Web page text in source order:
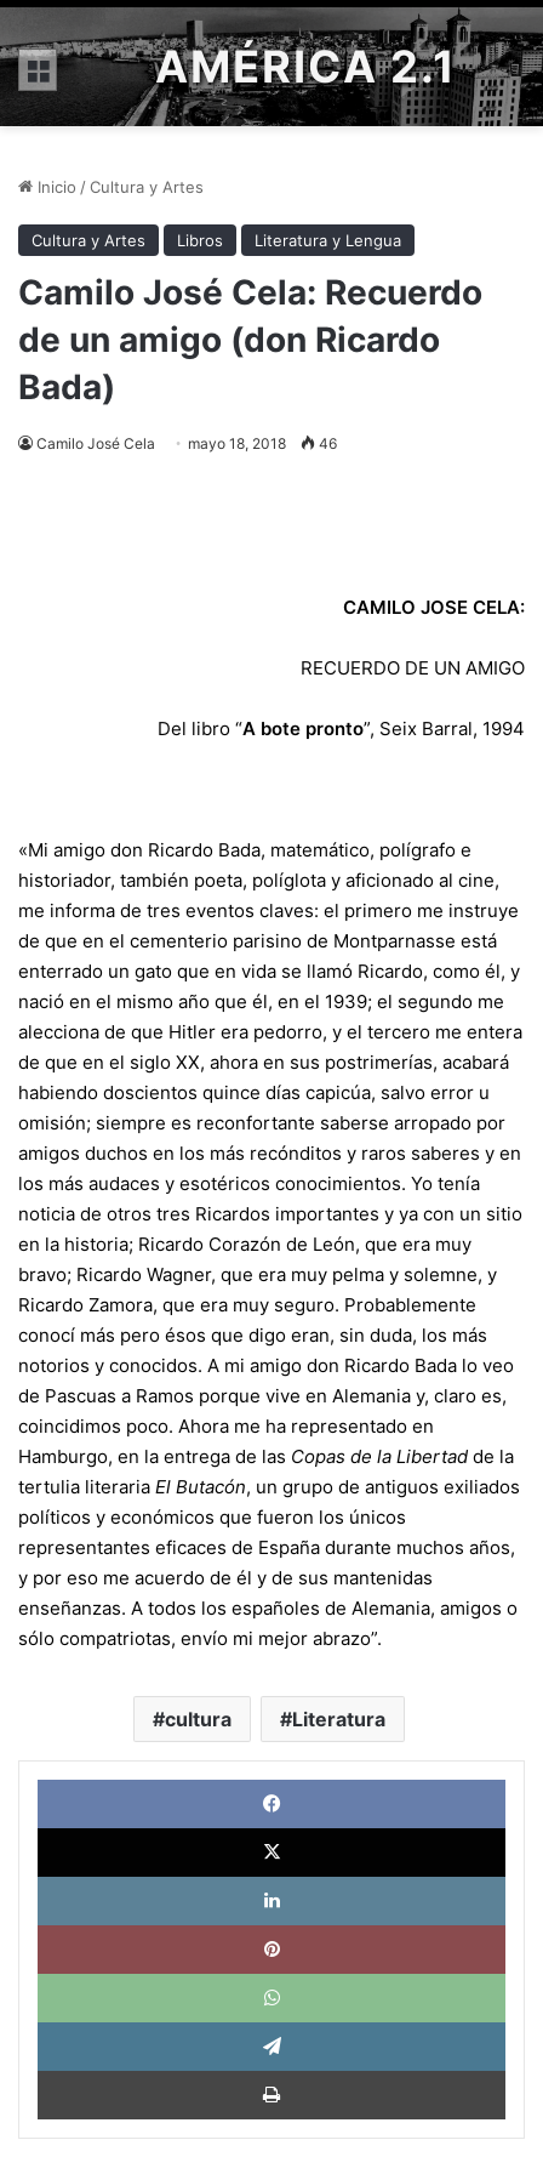
Menú AMÉRICA 2.1
Inicio /Cultura y Artes
Cultura y Artes Libros Literatura y Lengua
Camilo José Cela: Recuerdo
de un amigo (don Ricardo
Bada)
Camilo José Cela mayo 18, 2018 46
CAMILO JOSE CELA:
RECUERDO DE UN AMIGO
Del libro “A bote pronto”, Seix Barral, 1994
«Mi amigo don Ricardo Bada, matemático, polígrafo e
historiador, también poeta, políglota y aficionado al cine,
me informa de tres eventos claves: el primero me instruye
de que en el cementerio parisino de Montparnasse está
enterrado un gato que en vida se llamó Ricardo, como él, y
nació en el mismo año que él, en el 1939; el segundo me
alecciona de que Hitler era pedorro, y el tercero me entera
de que en el siglo XX, ahora en sus postrimerías, acabará
habiendo doscientos quince días capicúa, salvo error u
omisión; siempre es reconfortante saberse arropado por
amigos duchos en los más recónditos y raros saberes y en
los más audaces y esotéricos conocimientos. Yo tenía
noticia de otros tres Ricardos importantes y ya con un sitio
en la historia; Ricardo Corazón de León, que era muy
bravo; Ricardo Wagner, que era muy pelma y solemne, y
Ricardo Zamora, que era muy seguro. Probablemente
conocí más pero ésos que digo eran, sin duda, los más
notorios y conocidos. A mi amigo don Ricardo Bada lo veo
de Pascuas a Ramos porque vive en Alemania y, claro es,
coincidimos poco. Ahora me ha representado en
Hamburgo, en la entrega de las Copas de la Libertad de la
tertulia literaria El Butacón, un grupo de antiguos exiliados
políticos y económicos que fueron los únicos
representantes eficaces de España durante muchos años,
y por eso me acuerdo de él y de sus mantenidas
enseñanzas. A todos los españoles de Alemania, amigos o
sólo compatriotas, envío mi mejor abrazo”.
cultura Literatura
X